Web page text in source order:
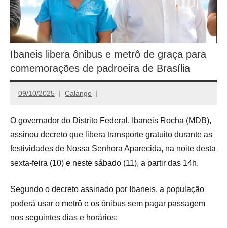
Ibaneis libera ônibus e metrô de graça para
comemorações de padroeira de Brasília
09/10/2025 Calango
O governador do Distrito Federal, Ibaneis Rocha (MDB),
assinou decreto que libera transporte gratuito durante as
festividades de Nossa Senhora Aparecida, na noite desta
sexta-feira (10) e neste sábado (11), a partir das 14h.
Segundo o decreto assinado por Ibaneis, a população
poderá usar o metrô e os ônibus sem pagar passagem
nos seguintes dias e horários: